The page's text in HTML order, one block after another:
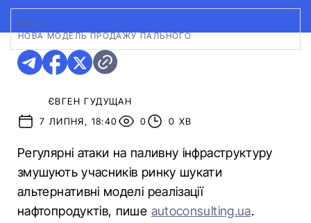
ФОТО:
НОВА МОДЕЛЬ ПРОДАЖУ ПАЛЬНОГО
ЄВГЕН ГУДУЩАН
7 ЛИПНЯ, 18:40
0 0 ХВ
Регулярні атаки на паливну інфраструктуру
змушують учасників ринку шукати
альтернативні моделі реалізації
нафтопродуктів, пише autoconsulting.ua.